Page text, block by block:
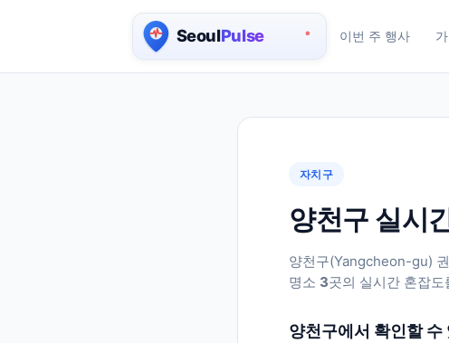
서울 실시간 인구 지도
이번 주 행사
자치구
양천구 실시
양천구(Yangcheon-gu)
명소 3곳의 실시간 혼잡
양천구에서 확인할 수